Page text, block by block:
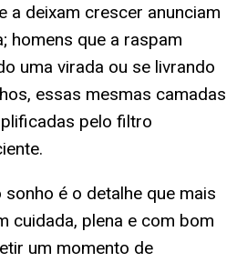
a deixam crescer anunciam
homens que a raspam
uma virada ou se livrando
essas mesmas camadas
pelo filtro
é o detalhe que mais
cuidada, plena e com bom
um momento de